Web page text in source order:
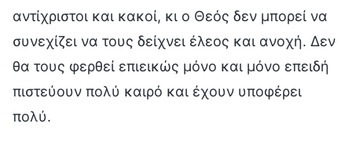
αντίχριστοι και κακοί, κι ο Θεός δεν μπορεί να
συνεχίζει να τους δείχνει έλεος και ανοχή. Δεν
θα τους φερθεί επιεικώς μόνο και μόνο επειδή
πιστεύουν πολύ καιρό και έχουν υποφέρει
πολύ.